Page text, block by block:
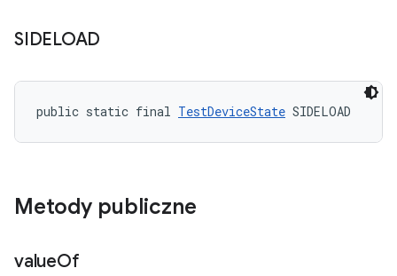
SIDELOAD
public static final TestDeviceState SIDELOAD
Metody publiczne
valueOf